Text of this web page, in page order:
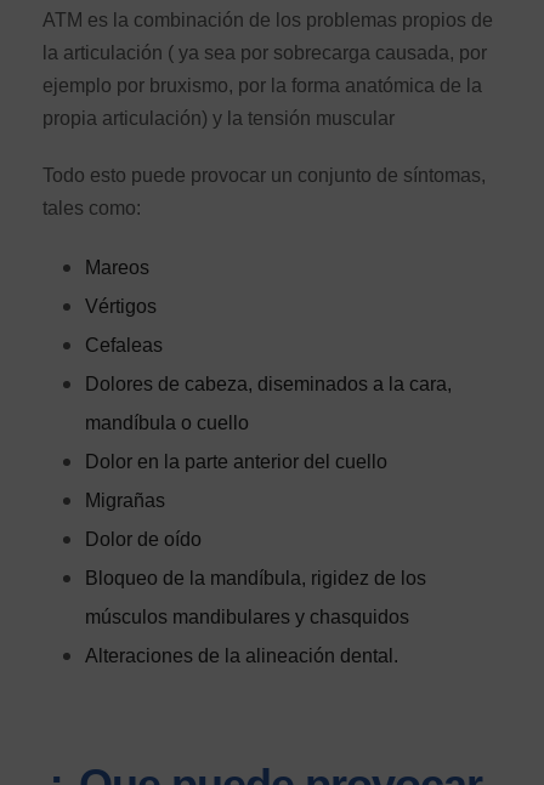
ATM es la combinación de los problemas propios de
la articulación ( ya sea por sobrecarga causada, por
ejemplo por bruxismo, por la forma anatómica de la
propia articulación) y la tensión muscular
Todo esto puede provocar un conjunto de síntomas,
tales como:
Mareos
Vértigos
Cefaleas
Dolores de cabeza, diseminados a la cara,
mandíbula o cuello
Dolor en la parte anterior del cuello
Migrañas
Dolor de oído
Bloqueo de la mandíbula, rigidez de los
músculos mandibulares y chasquidos
Alteraciones de la alineación dental.